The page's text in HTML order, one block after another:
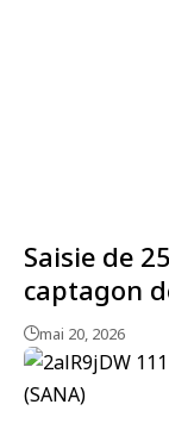
Saisie de
captagon
mai 20, 2026